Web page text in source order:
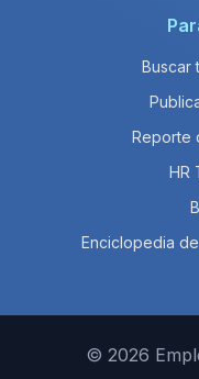
Buscar
Reporte
HR
Enciclopedia
© 2026